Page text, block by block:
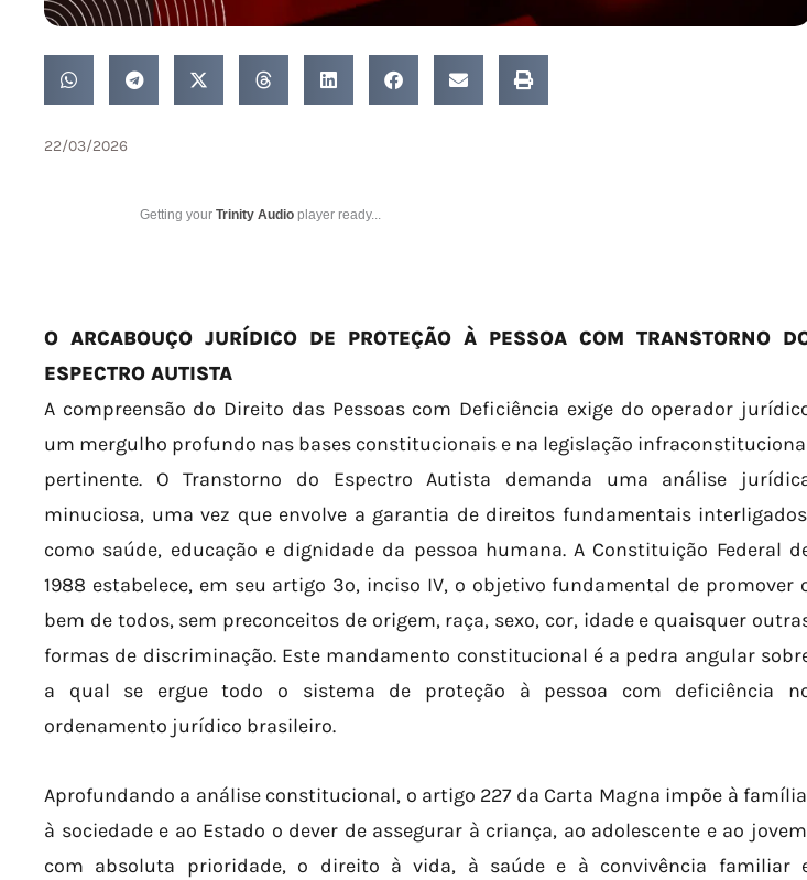
22/03/2026
Getting your Trinity Audio player ready...
O ARCABOUÇO JURÍDICO DE PROTEÇÃO À PESSOA COM TRANSTORNO
ESPECTRO AUTISTA
A compreensão do Direito das Pessoas com Deficiência exige do operador
um mergulho profundo nas bases constitucionais e na legislação
pertinente. O Transtorno do Espectro Autista demanda uma análise
minuciosa, uma vez que envolve a garantia de direitos fundamentais
como saúde, educação e dignidade da pessoa humana. A Constituição Federal
1988 estabelece, em seu artigo 3º, inciso IV, o objetivo fundamental de promover
bem de todos, sem preconceitos de origem, raça, sexo, cor, idade e quaisquer
formas de discriminação. Este mandamento constitucional é a pedra angular
a qual se ergue todo o sistema de proteção à pessoa com deficiência
ordenamento jurídico brasileiro.
Aprofundando a análise constitucional, o artigo 227 da Carta Magna impõe à
à sociedade e ao Estado o dever de assegurar à criança, ao adolescente e ao
com absoluta prioridade, o direito à vida, à saúde e à convivência familiar